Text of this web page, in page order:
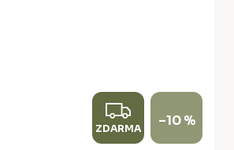
Z
D
ZDARMA –10 %